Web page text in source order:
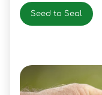
Seed to Seal